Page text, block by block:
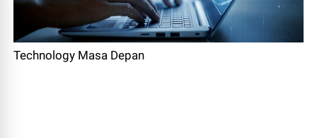
Technology Masa Depan